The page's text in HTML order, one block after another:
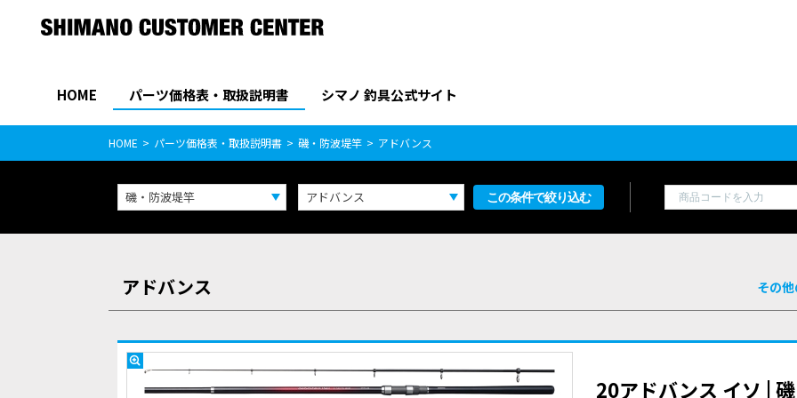
HOME パーツ価格表・取扱説明書 シマノ 釣具公式サイト
パーツ価格表
PARTS LIST
HOME パーツ価格表・取扱説明書 磯・防波堤竿 アドバンス
磯・防波堤竿 アドバンス この条件で絞り込む
その
アドバンス
20アドバンス イソ |